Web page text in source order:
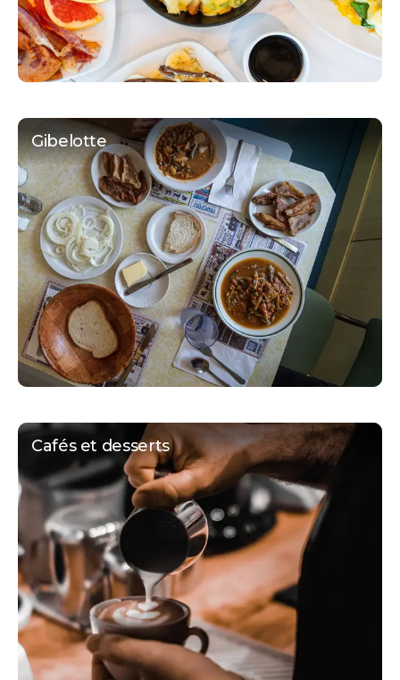
Gibelotte
Cafés et desserts